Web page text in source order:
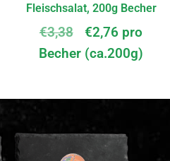
Fleischsalat, 200g Becher
€3,38 €2,76 pro
Becher (ca.200g)